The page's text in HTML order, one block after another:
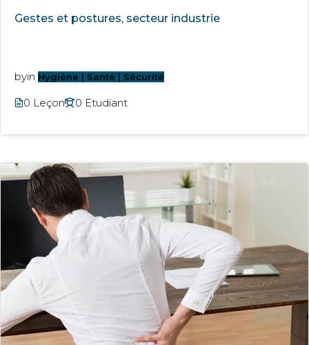
Gestes et postures, secteur industrie
byin Hygiène | Santé | Sécurité
0 Leçon 0 Etudiant